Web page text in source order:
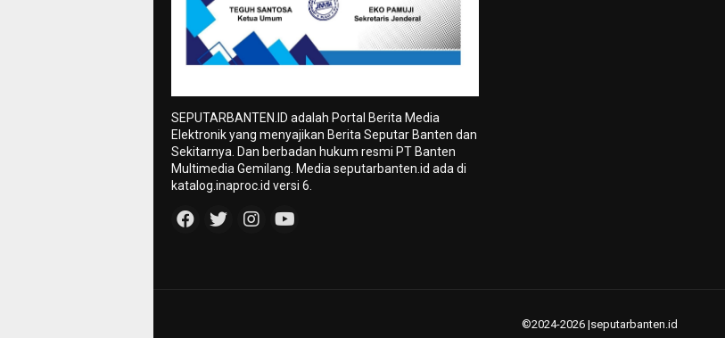
SEPUTARBANTEN.ID adalah Portal Berita Media
Elektronik yang menyajikan Berita Seputar Banten dan
Sekitarnya. Dan berbadan hukum resmi PT Banten
Multimedia Gemilang. Media seputarbanten.id ada di
katalog.inaproc.id versi 6.
©2024-2026 |seputarbanten.id